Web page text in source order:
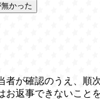
かった
者が確認のうえ、順
お返事できないこと